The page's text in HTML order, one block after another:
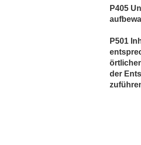
P405
P501
der